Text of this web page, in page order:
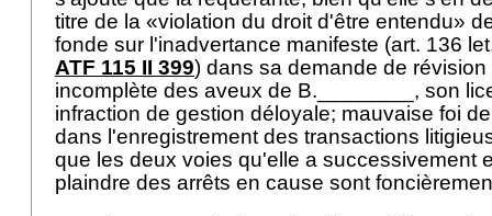
titre de la «violation du droit d'être entendu»
fonde sur l'inadvertance manifeste (art. 136 let
ATF 115 II 399) dans sa demande de
incomplète des aveux de B.________, son
infraction de gestion déloyale; mauvaise foi
dans l'enregistrement des transactions
que les deux voies qu'elle a successivement
plaindre des arrêts en cause sont